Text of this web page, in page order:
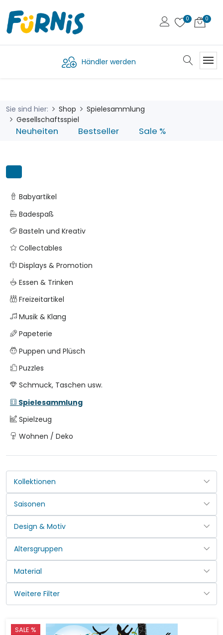
Händler werden
Sie sind hier: Shop
Spielesammlung
Gesellschaftsspiel
Neuheiten Bestseller Sale %
Babyartikel
Badespaß
Basteln und Kreativ
Collectables
Displays & Promotion
Essen & Trinken
Freizeitartikel
Musik & Klang
Papeterie
Puppen und Plüsch
Puzzles
Schmuck, Taschen usw.
Spielesammlung
Spielzeug
Wohnen / Deko
SALE %